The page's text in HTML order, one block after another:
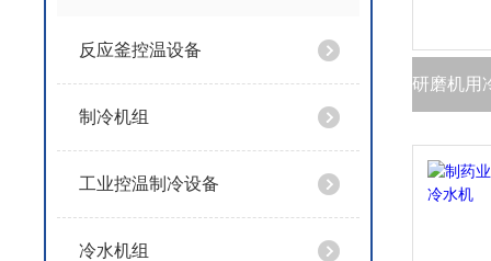
反应釜控温设备
制冷机组
工业控温制冷设备
冷水机组